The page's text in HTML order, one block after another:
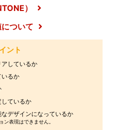
）
ついて
ント
しているか
いるか
ているか
デザインになっているか
ン表現はできません。